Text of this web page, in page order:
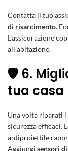
Contatta il tuo
di risarcimento.
L’assicurazione
all’abitazione.
🛡️ 6.
tua casa
Una volta riparati i
sicurezza efficaci.
antiproiettile
Aggiungi sensori